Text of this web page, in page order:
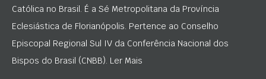
Católica no Brasil. É a Sé Metropolitana da Província
Eclesiástica de Florianópolis. Pertence ao Conselho
Episcopal Regional Sul IV da Conferência Nacional dos
Bispos do Brasil (CNBB). Ler Mais